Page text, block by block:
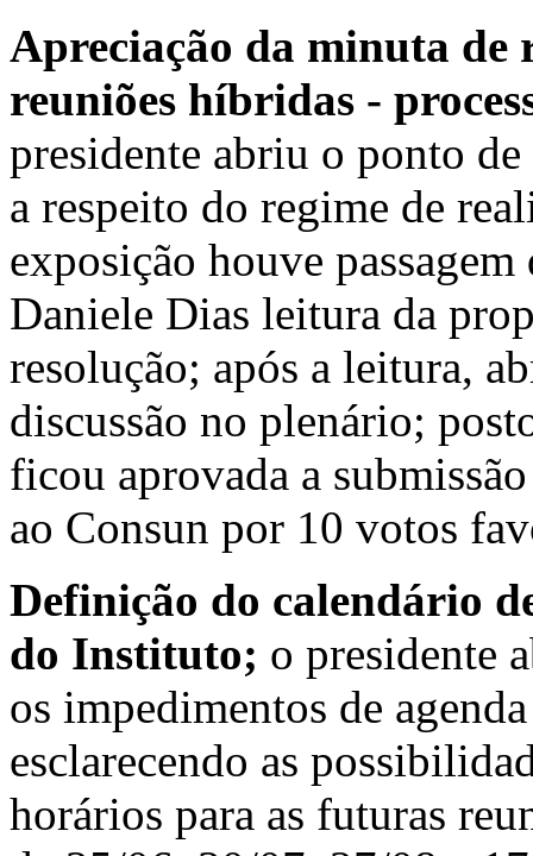
Apreciação da minuta de
reuniões híbridas -
presidente abriu o ponto
a respeito do regime de
exposição houve
Daniele Dias leitura da
resolução; após a leitura,
discussão no plenário;
ficou aprovada a
ao Consun por 10 votos
Definição do calendário
do Instituto; o presidente
os impedimentos de
esclarecendo as
horários para as futuras